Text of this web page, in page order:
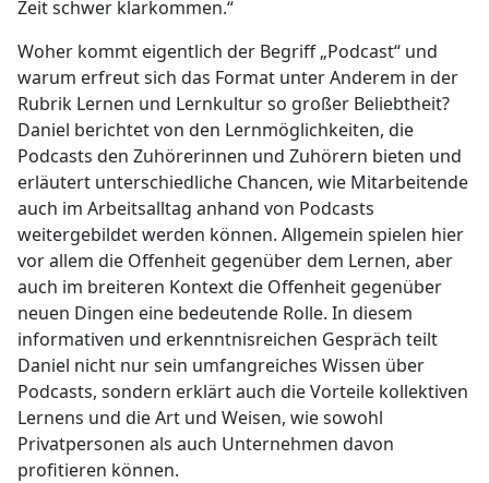
Zeit schwer klarkommen.“
Woher kommt eigentlich der Begriff „Podcast“ und
warum erfreut sich das Format unter Anderem in der
Rubrik Lernen und Lernkultur so großer Beliebtheit?
Daniel berichtet von den Lernmöglichkeiten, die
Podcasts den Zuhörerinnen und Zuhörern bieten und
erläutert unterschiedliche Chancen, wie Mitarbeitende
auch im Arbeitsalltag anhand von Podcasts
weitergebildet werden können. Allgemein spielen hier
vor allem die Offenheit gegenüber dem Lernen, aber
auch im breiteren Kontext die Offenheit gegenüber
neuen Dingen eine bedeutende Rolle. In diesem
informativen und erkenntnisreichen Gespräch teilt
Daniel nicht nur sein umfangreiches Wissen über
Podcasts, sondern erklärt auch die Vorteile kollektiven
Lernens und die Art und Weisen, wie sowohl
Privatpersonen als auch Unternehmen davon
profitieren können.